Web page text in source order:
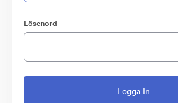
Lösenord